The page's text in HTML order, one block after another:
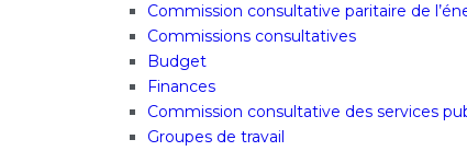
Commission consultative paritaire de
Commissions consultatives
Budget
Finances
Commission consultative des services
Groupes de travail